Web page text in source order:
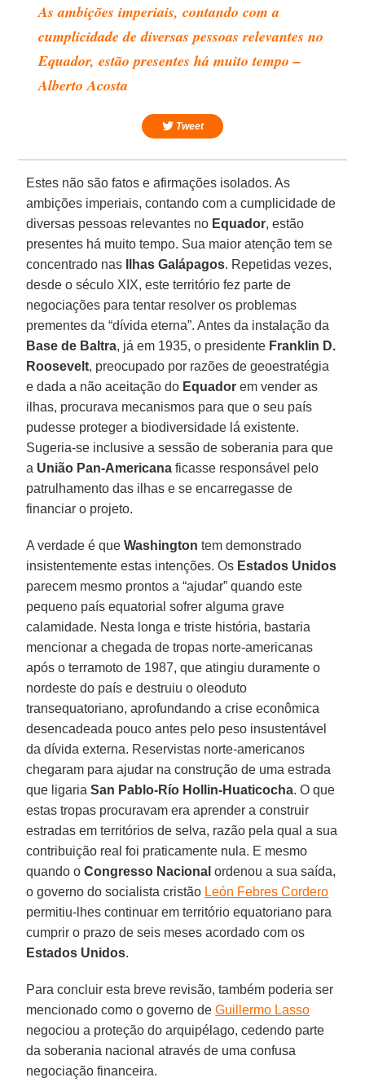
As ambições imperiais, contando com a
cumplicidade de diversas pessoas relevantes no
Equador, estão presentes há muito tempo –
Alberto Acosta
Tweet
Estes não são fatos e afirmações isolados. As
ambições imperiais, contando com a cumplicidade de
diversas pessoas relevantes no Equador, estão
presentes há muito tempo. Sua maior atenção tem se
concentrado nas
Ilhas Galápagos. Repetidas vezes,
desde o século XIX, este território fez parte de
negociações para tentar resolver os problemas
prementes da “dívida eterna”. Antes da instalação da
Base de Baltra, já em 1935, o presidente Franklin D.
Roosevelt, preocupado por razões de geoestratégia
e dada a não aceitação do Equador em vender as
ilhas, procurava mecanismos para que o seu país
pudesse proteger a biodiversidade lá existente.
Sugeria-se inclusive a sessão de soberania para que
a União Pan-Americana ficasse responsável pelo
patrulhamento das ilhas e se encarregasse de
financiar o projeto.
A verdade é queWashington tem demonstrado
insistentemente estas intenções. Os Estados Unidos
parecem mesmo prontos a “ajudar” quando este
pequeno país equatorial sofrer alguma grave
calamidade. Nesta longa e triste história, bastaria
mencionar a chegada de tropas norte-americanas
após o terramoto de 1987, que atingiu duramente o
nordeste do país e destruiu o oleoduto
transequatoriano, aprofundando a crise econômica
desencadeada pouco antes pelo peso insustentável
da dívida externa. Reservistas norte-americanos
chegaram para ajudar na construção de uma estrada
que ligariaSan Pablo-Río Hollin-Huaticocha. O que
estas tropas procuravam era aprender a construir
estradas em territórios de selva, razão pela qual a sua
contribuição real foi praticamente nula. E mesmo
quando oCongresso Nacional ordenou a sua saída,
o governo do socialista cristão León Febres Cordero
permitiu-lhes continuar em território equatoriano para
cumprir o prazo de seis meses acordado com os
Estados Unidos.
Para concluir esta breve revisão, também poderia ser
mencionado como o governo deGuillermo Lasso
negociou a proteção do arquipélago, cedendo parte
da soberania nacional através de uma confusa
negociação financeira.